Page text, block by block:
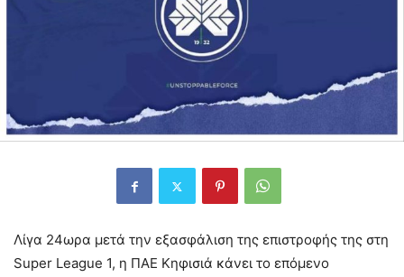
Λίγα 24ωρα μετά την εξασφάλιση της επιστροφής της στη
Super League 1, η ΠΑΕ Κηφισιά κάνει το επόμενο